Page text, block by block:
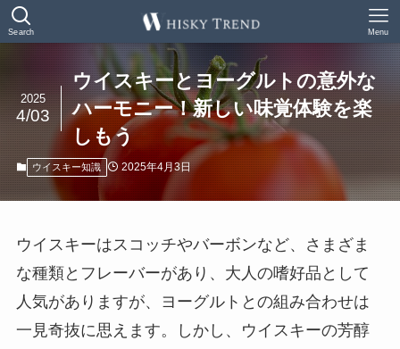
Search Menu
ウイスキーとヨーグルトの意外な
ハーモニー！新しい味覚体験を楽
しもう
2025
4/03
ウイスキー知識 2025年4月3日
ウイスキーはスコッチやバーボンなど、さまざま
な種類とフレーバーがあり、大人の嗜好品として
人気がありますが、ヨーグルトとの組み合わせは
一見奇抜に思えます。しかし、ウイスキーの芳醇